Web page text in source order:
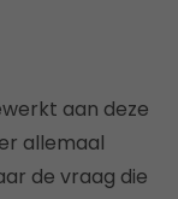
aan deze
allemaal
de vraag die